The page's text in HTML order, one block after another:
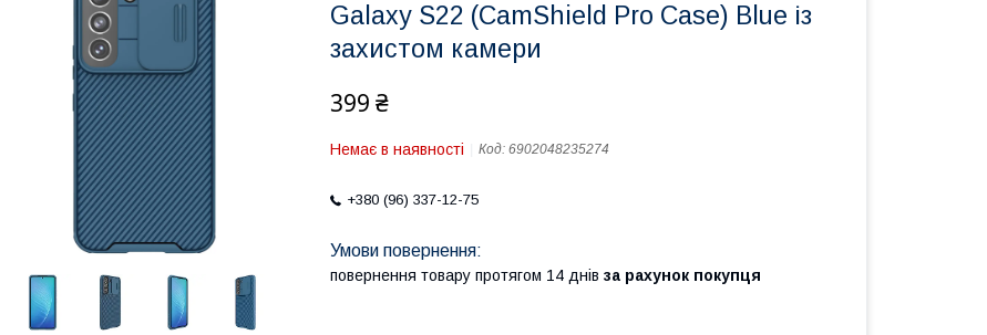
Galaxy S22 (CamShield Pro Case) Blue із
захистом камери
399 ₴
Немає в наявності Код: 6902048235274
+380 (96) 337-12-75
повернення товару протягом 14 днів за рахунок покупця